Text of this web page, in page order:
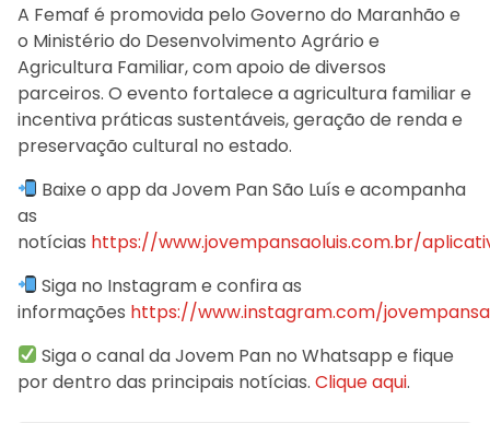
A Femaf é promovida pelo Governo do Maranhão e
o Ministério do Desenvolvimento Agrário e
Agricultura Familiar, com apoio de diversos
parceiros. O evento fortalece a agricultura familiar e
incentiva práticas sustentáveis, geração de renda e
preservação cultural no estado.
Baixe o app da Jovem Pan São Luís e acompanha
as
notícias https://www.jovempansaoluis.com.br/
Siga no Instagram e confira as
informações https://www.instagram.com/
Siga o canal da Jovem Pan no Whatsapp e fique
por dentro das principais notícias. Clique aqui.